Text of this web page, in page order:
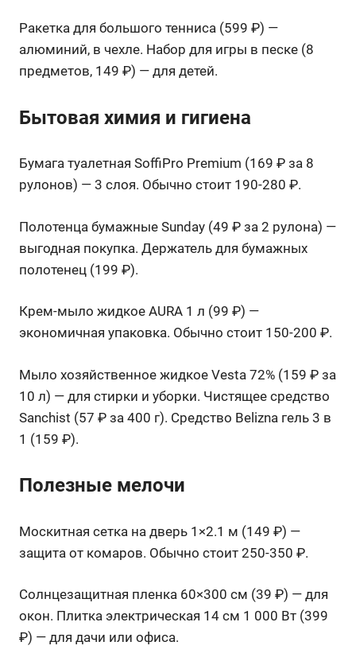
Ракетка для большого тенниса (599 ₽) —
алюминий, в чехле. Набор для игры в песке (8
предметов, 149 ₽) — для детей.
Бытовая химия и гигиена
Бумага туалетная SoffiPro Premium (169 ₽ за 8
рулонов) — 3 слоя. Обычно стоит 190-280 ₽.
Полотенца бумажные Sunday (49 ₽ за 2 рулона) —
выгодная покупка. Держатель для бумажных
полотенец (199 ₽).
Крем-мыло жидкое AURA 1 л (99 ₽) —
экономичная упаковка. Обычно стоит 150-200 ₽.
Мыло хозяйственное жидкое Vesta 72% (159 ₽ за
10 л) — для стирки и уборки. Чистящее средство
Sanchist (57 ₽ за 400 г). Средство Belizna гель 3 в
1 (159 ₽).
Полезные мелочи
Москитная сетка на дверь 1×2.1 м (149 ₽) —
защита от комаров. Обычно стоит 250-350 ₽.
Солнцезащитная пленка 60×300 см (39 ₽) — для
окон. Плитка электрическая 14 см 1 000 Вт (399
₽) — для дачи или офиса.